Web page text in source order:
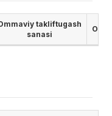
takliftugash
sanasi